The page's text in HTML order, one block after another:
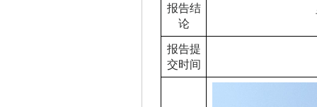
报告结
论
报告提
交时间